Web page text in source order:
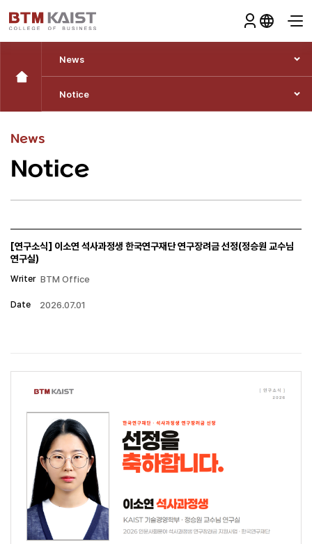
News
Notice
News
Notice
[연구소식] 이소연 석사과정생 한국연구재단 연구장려금 선정(정승원 교수님
연구실)
Writer BTM Office
Date 2026.07.01